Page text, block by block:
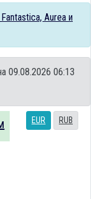
Aurea и
09.08.2026 06:13
EUR RUB